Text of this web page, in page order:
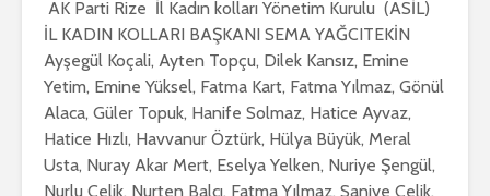
AK Parti Rize İl Kadın kolları Yönetim Kurulu (ASİL)
İL KADIN KOLLARI BAŞKANI SEMA YAĞCITEKİN
Ayşegül Koçali, Ayten Topçu, Dilek Kansız, Emine
Yetim, Emine Yüksel, Fatma Kart, Fatma Yılmaz, Gönül
Alaca, Güler Topuk, Hanife Solmaz, Hatice Ayvaz,
Hatice Hızlı, Havvanur Öztürk, Hülya Büyük, Meral
Usta, Nuray Akar Mert, Eselya Yelken, Nuriye Şengül,
Nurlu Çelik, Nurten Balcı, Fatma Yılmaz, Saniye Çelik,